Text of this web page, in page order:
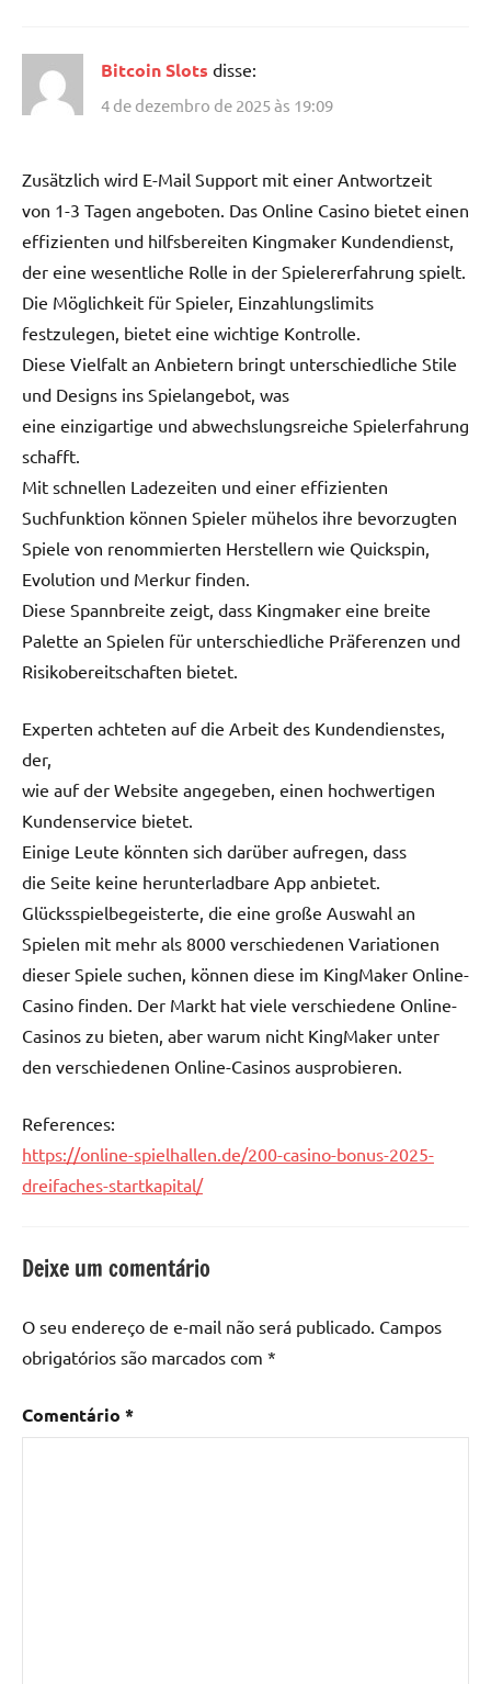
Bitcoin Slots disse:
4 de dezembro de 2025 às 19:09
Zusätzlich wird E-Mail Support mit einer Antwortzeit
von 1-3 Tagen angeboten. Das Online Casino bietet einen
effizienten und hilfsbereiten Kingmaker Kundendienst,
der eine wesentliche Rolle in der Spielererfahrung spielt.
Die Möglichkeit für Spieler, Einzahlungslimits
festzulegen, bietet eine wichtige Kontrolle.
Diese Vielfalt an Anbietern bringt unterschiedliche Stile
und Designs ins Spielangebot, was
eine einzigartige und abwechslungsreiche Spielerfahrung
schafft.
Mit schnellen Ladezeiten und einer effizienten
Suchfunktion können Spieler mühelos ihre bevorzugten
Spiele von renommierten Herstellern wie Quickspin,
Evolution und Merkur finden.
Diese Spannbreite zeigt, dass Kingmaker eine breite
Palette an Spielen für unterschiedliche Präferenzen und
Risikobereitschaften bietet.
Experten achteten auf die Arbeit des Kundendienstes,
der,
wie auf der Website angegeben, einen hochwertigen
Kundenservice bietet.
Einige Leute könnten sich darüber aufregen, dass
die Seite keine herunterladbare App anbietet.
Glücksspielbegeisterte, die eine große Auswahl an
Spielen mit mehr als 8000 verschiedenen Variationen
dieser Spiele suchen, können diese im KingMaker Online-
Casino finden. Der Markt hat viele verschiedene Online-
Casinos zu bieten, aber warum nicht KingMaker unter
den verschiedenen Online-Casinos ausprobieren.
References:
https://online-spielhallen.de/200-casino-bonus-2025-
dreifaches-startkapital/
Deixe um comentário
O seu endereço de e-mail não será publicado. Campos
obrigatórios são marcados com *
Comentário *